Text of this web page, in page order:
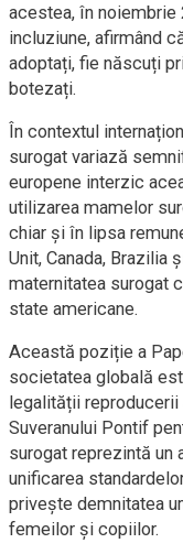
acestea, în noiembrie
incluziune, afirmând
adoptați, fie născuți
botezați.
În contextul
surogat variază
europene interzic
utilizarea mamelor
chiar și în lipsa
Unit, Canada, Brazilia
maternitatea surogat
state americane.
Această poziție a
societatea globală
legalității
Suveranului Pontif
surogat reprezintă un
unificarea
privește demnitatea
femeilor și copiilor.